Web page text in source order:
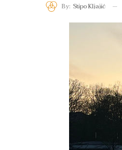
By: Stipo Kljajić